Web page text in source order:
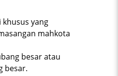
khusus yang
mahkota
besar atau
besar.